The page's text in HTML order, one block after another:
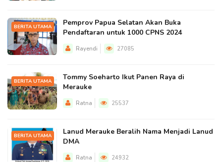
BERITA UTAMA
Pemprov Papua Selatan Akan Buka
Pendaftaran untuk 1000 CPNS 2024
Rayendi 27085
BERITA UTAMA
Tommy Soeharto Ikut Panen Raya di
Merauke
Ratna 25537
BERITA UTAMA
Lanud Merauke Beralih Nama Menjadi Lanud
DMA
Ratna 24932